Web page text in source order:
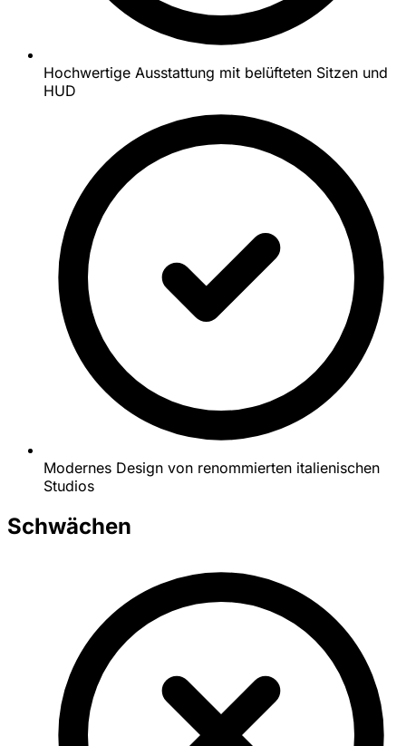
Hochwertige Ausstattung mit belüfteten Sitzen und
HUD
Modernes Design von renommierten italienischen
Studios
Schwächen